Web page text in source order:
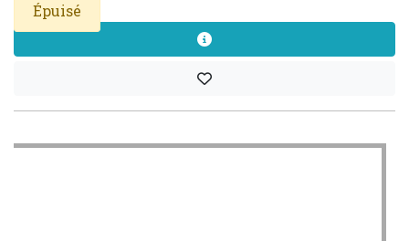
Épuisé